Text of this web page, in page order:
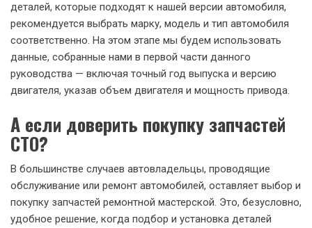
деталей, которые подходят к нашей версии автомобиля,
рекомендуется выбрать марку, модель и тип автомобиля
соответственно. На этом этапе мы будем использовать
данные, собранные нами в первой части данного
руководства — включая точный год выпуска и версию
двигателя, указав объем двигателя и мощность привода.
А если доверить покупку запчастей
СТО?
В большинстве случаев автовладельцы, проводящие
обслуживание или ремонт автомобилей, оставляет выбор и
покупку запчастей ремонтной мастерской. Это, безусловно,
удобное решение, когда подбор и установка деталей